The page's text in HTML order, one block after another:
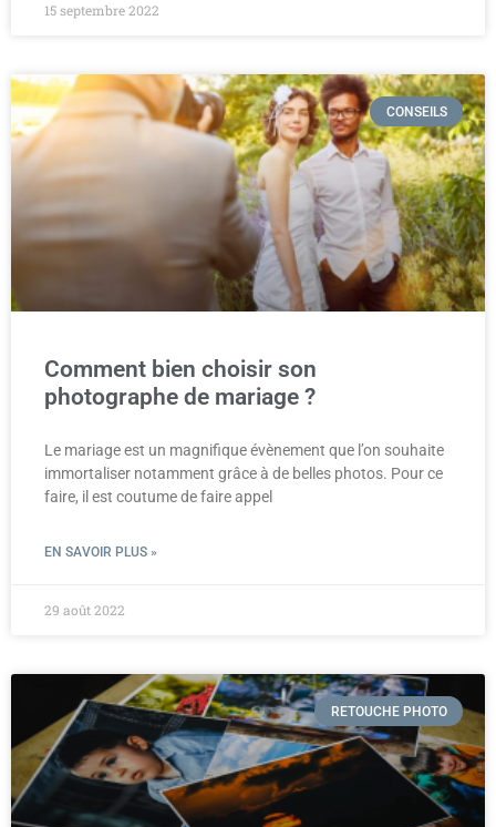
15 septembre 2022
CONSEILS
Comment bien choisir son
photographe de mariage ?
Le mariage est un magnifique évènement que l’on souhaite
immortaliser notamment grâce à de belles photos. Pour ce
faire, il est coutume de faire appel
EN SAVOIR PLUS »
29 août 2022
RETOUCHE PHOTO